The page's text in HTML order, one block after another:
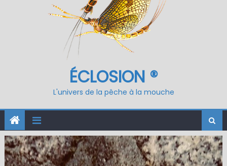
ÉCLOSION ®
L'univers de la pêche à la mouche